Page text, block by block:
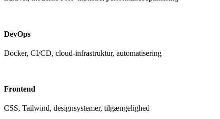
DevOps
Docker, CI/CD, cloud-infrastruktur, automatisering
Frontend
CSS, Tailwind, designsystemer, tilgængelighed